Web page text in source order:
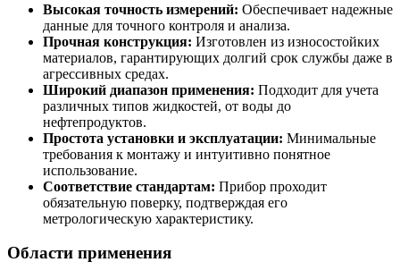
Высокая точность измерений: Обеспечивает надежные
данные для точного контроля и анализа.
Прочная конструкция: Изготовлен из износостойких
материалов, гарантирующих долгий срок службы даже в
агрессивных средах.
Широкий диапазон применения: Подходит для учета
различных типов жидкостей, от воды до
нефтепродуктов.
Простота установки и эксплуатации: Минимальные
требования к монтажу и интуитивно понятное
использование.
Соответствие стандартам: Прибор проходит
обязательную поверку, подтверждая его
метрологическую характеристику.
Области применения